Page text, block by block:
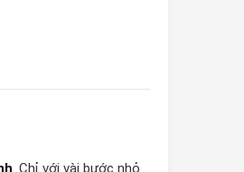
. Chỉ với vài bước nhỏ